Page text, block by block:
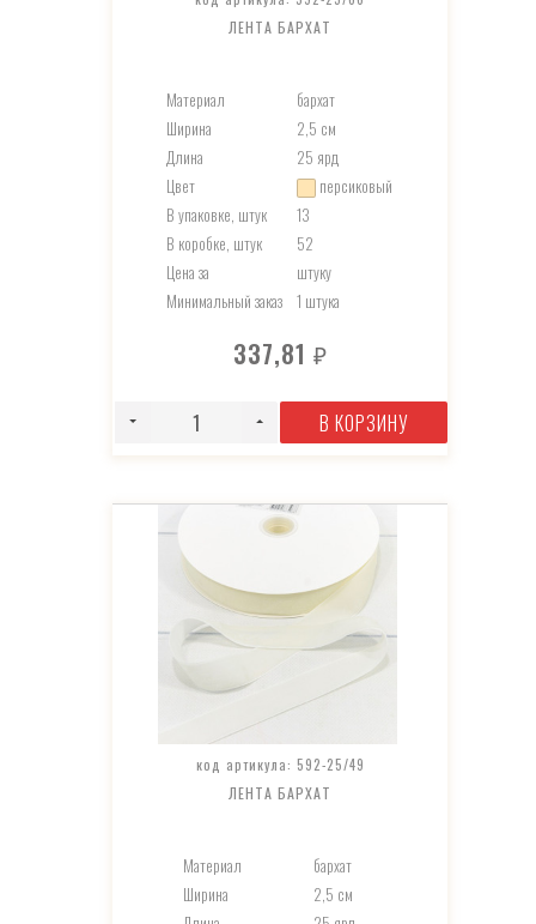
ЛЕНТА БАРХАТ
Материал
бархат
Ширина
2,5 см
Длина
25 ярд
Цвет
персиковый
В упаковке, штук
13
В коробке, штук
52
Цена за
штуку
Минимальный заказ
1 штука
337,81 ₽
В КОРЗИНУ
код артикула: 592-25/49
ЛЕНТА БАРХАТ
Материал
бархат
Ширина
2,5 см